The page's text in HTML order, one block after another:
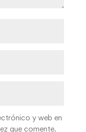
y web en
que comente.